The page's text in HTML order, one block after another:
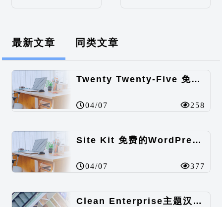
最新文章 同类文章
Twenty Twenty-Five 免费的WordPress内容主题
04/07 258
Site Kit 免费的WordPress数据统计插件
04/07 377
Clean Enterprise主题汉化包